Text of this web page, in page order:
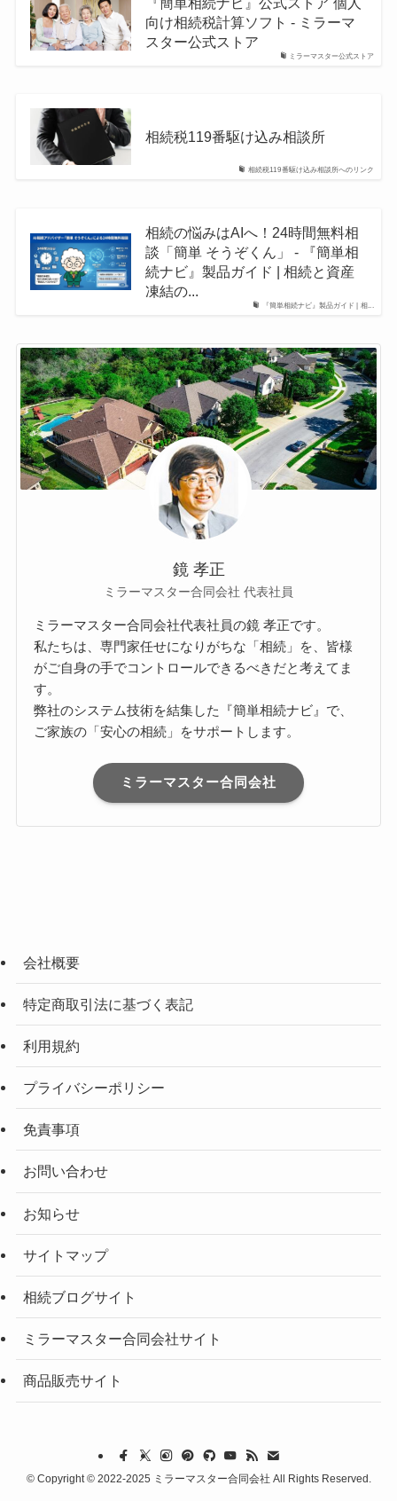
ミラーマスター公式ストア
向け相続税計算ソフト - ミラーマ
スター公式ストア
相続税119番駆け込み相談所へのリンク
相続税119番駆け込み相談所
『簡単相続ナビ』製品ガイド | 相...
相続の悩みはAIへ！24時間無料相
談「簡単 そうぞくん」 - 『簡単相
続ナビ』製品ガイド | 相続と資産
凍結の...
鏡 孝正
ミラーマスター合同会社 代表社員
ミラーマスター合同会社代表社員の鏡 孝正です。
私たちは、専門家任せになりがちな「相続」を、皆様
がご自身の手でコントロールできるべきだと考えてま
す。
弊社のシステム技術を結集した『簡単相続ナビ』で、
ご家族の「安心の相続」をサポートします。
ミラーマスター合同会社
会社概要
特定商取引法に基づく表記
利用規約
プライバシーポリシー
免責事項
お問い合わせ
お知らせ
サイトマップ
相続ブログサイト
ミラーマスター合同会社サイト
商品販売サイト
©Copyright © 2022-2025 ミラーマスター合同会社 All Rights Reserved.